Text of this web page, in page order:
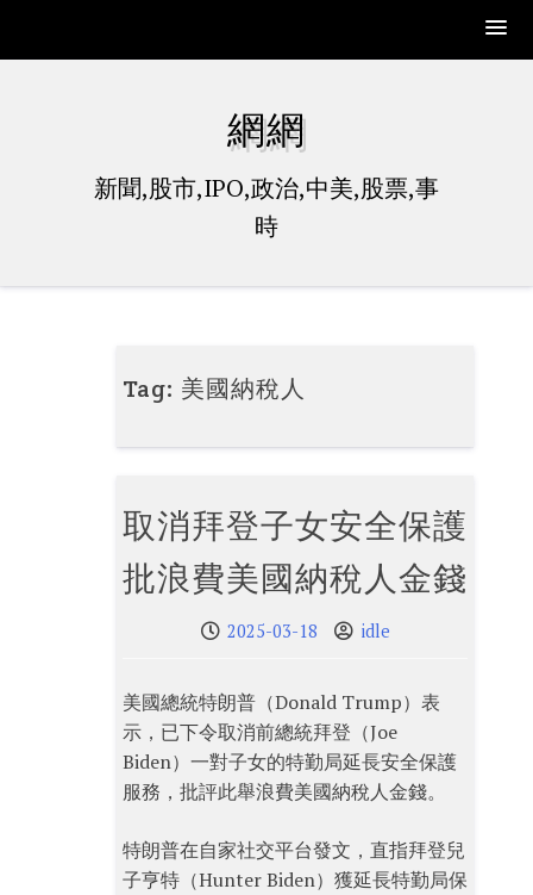
網網
新聞,股市,IPO,政治,中美,股票,事
時
Tag: 美國納稅人
取消拜登子女安全保護
批浪費美國納稅人金錢
2025-03-18 idle
美國總統特朗普（Donald Trump）表
示，已下令取消前總統拜登（Joe
Biden）一對子女的特勤局延長安全保護
服務，批評此舉浪費美國納稅人金錢。
特朗普在自家社交平台發文，直指拜登兒
子亨特（Hunter Biden）獲延長特勤局保